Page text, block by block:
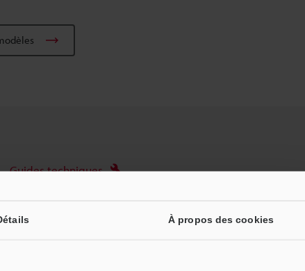
À propos des cookies
Guides techniques